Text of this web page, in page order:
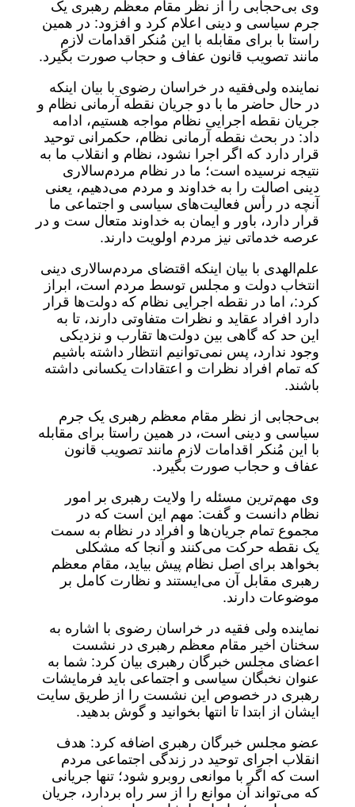
وی بی‌حجابی را از نظر مقام معظم رهبری یک
جرم سیاسی و دینی اعلام کرد و افزود: در همین
راستا با برای مقابله با این مُنکر اقدامات لازم
مانند تصویب قانون عفاف و حجاب صورت بگیرد.
نماینده ولی‌فقیه در خراسان رضوی با بیان اینکه
در حال حاضر ما با دو جریان نقطه آرمانی نظام و
جریان نقطه اجرایی نظام مواجه هستیم، ادامه
داد: در بحث نقطه آرمانی نظام، حکمرانی توحید
قرار دارد که اگر اجرا نشود، نظام و انقلاب ما به
نتیجه نرسیده است؛ ما در نظام مردم‌سالاری
دینی اصالت را به خداوند و مردم می‌دهیم، یعنی
آنچه در رأس فعالیت‌های سیاسی و اجتماعی ما
قرار دارد، باور و ایمان به خداوند متعال ست و در
عرصه خدماتی نیز مردم اولویت دارند.
علم‌الهدی با بیان اینکه اقتضای مردم‌سالاری دینی
انتخاب دولت و مجلس توسط مردم است، ابراز
کرد:، اما در نقطه اجرایی نظام که دولت‌ها قرار
دارد افراد عقاید و نظرات متفاوتی دارند، تا به
این حد که گاهی بین دولت‌ها تقارب و نزدیکی
وجود ندارد، پس نمی‌توانیم انتظار داشته باشیم
که تمام افراد نظرات و اعتقادات یکسانی داشته
باشند.
بی‌حجابی از نظر مقام معظم رهبری یک جرم
سیاسی و دینی است، در همین راستا برای مقابله
با این مُنکر اقدامات لازم مانند تصویب قانون
عفاف و حجاب صورت بگیرد.
وی مهم‌ترین مسئله را ولایت رهبری بر امور
نظام دانست و گفت: مهم این است که در
مجموع تمام جریان‌ها و افراد در نظام به سمت
یک نقطه حرکت می‌کنند و آنجا که مشکلی
بخواهد برای اصل نظام پیش بیاید، مقام معظم
رهبری مقابل آن می‌ایستند و نظارت کامل بر
موضوعات دارند.
نماینده ولی فقیه در خراسان رضوی با اشاره به
سخنان اخیر مقام معظم رهبری در نشست
اعضای مجلس خبرگان رهبری بیان کرد: شما به
عنوان نخبگان سیاسی و اجتماعی باید فرمایشات
رهبری در خصوص این نشست را از طریق سایت
ایشان از ابتدا تا انتها بخوانید و گوش بدهید.
عضو مجلس خبرگان رهبری اضافه کرد: هدف
انقلاب اجرای توحید در زندگی اجتماعی مردم
است که اگر با موانعی روبرو شود؛ تنها جریانی
که می‌تواند آن موانع را از سر راه بردارد، جریان